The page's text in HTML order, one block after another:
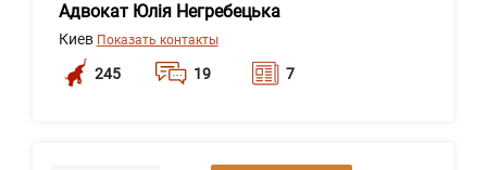
Адвокат Юлія Негребецька
Киев Показать контакты
245 19 7